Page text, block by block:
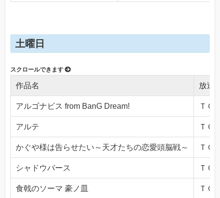
土曜日
作品名 放送
アルゴナビス from BanG Dream! ＴＯ
アルテ ＴＯ
かぐや様は告らせたい～天才たちの恋愛頭脳戦～ ＴＯ
シャドウバース ＴＯ
食戟のソーマ 豪ノ皿 ＴＯ